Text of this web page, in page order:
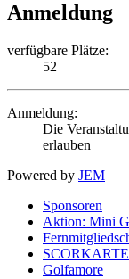
Anmeldung
verfügbare Plätze:
52
Anmeldung:
Die
erlauben
Powered by JEM
Sponsoren
Aktion: Mini
SCORKARTE
Golfamore